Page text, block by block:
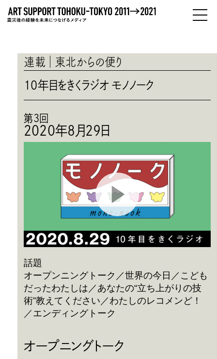
ひとびと
ABOUT
わたしたちについて
連載
東北からの便り
10年目をきくラジオ モノノーク
第3回
2020年8月29日
話題
オープンニングトーク／世界の今日／こども
だったわたしは／あなたの“立ち上がりの技
術”教えてください／わたしのレコメンど！
／エンディングトーク
オープニングトーク